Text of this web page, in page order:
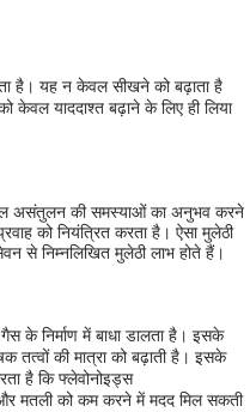
है। यह न केवल सीखने को बढ़ाता है
केवल याददाश्त बढ़ाने के लिए ही लिया
असंतुलन की समस्याओं का अनुभव करने
को नियंत्रित करता है। ऐसा मुलेठी
से निम्नलिखित मुलेठी लाभ होते हैं।
के निर्माण में बाधा डालता है। इसके
तत्वों की मात्रा को बढ़ाती है। इसके
है कि फ्लेवोनोइड्स
मतली को कम करने में मदद मिल सकती